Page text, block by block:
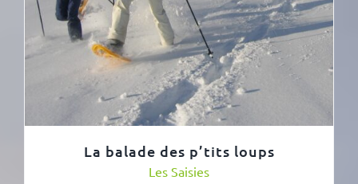
La balade des p’tits loups
Les Saisies